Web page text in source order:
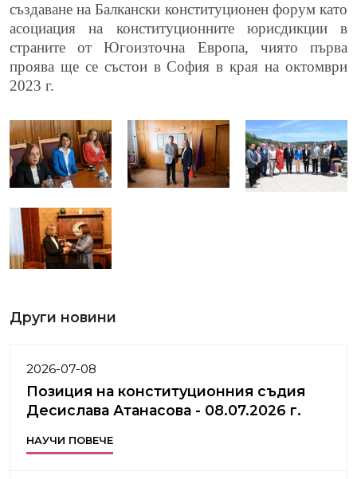
създаване на Балкански конституционен форум като
асоциация на конституционните юрисдикции в
страните от Югоизточна Европа, чиято първа
проява ще се състои в София в края на октомври
2023 г.
Други новини
2026-07-08
Позиция на конституционния съдия
Десислава Атанасова - 08.07.2026 г.
НАУЧИ ПОВЕЧЕ